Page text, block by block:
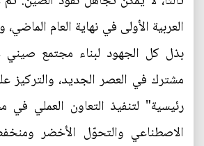
العربية الأولى في نهاية العام
بذل كل الجهود لبناء مجتمع
مشترك في العصر الجديد، والتركيز
رئيسية" لتنفيذ التعاون العملي في
الاصطناعي والتحوّل الأخضر